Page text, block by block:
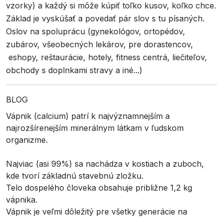
vzorky) a každý si môže kúpiť toľko kusov, koľko chce.
Základ je vyskúšať a povedať pár slov s tu písaných.
Oslov na spoluprácu (gynekológov, ortopédov,
zubárov, všeobecných lekárov, pre dorastencov,
eshopy, reštaurácie, hotely, fitness centrá, liečiteľov,
obchody s doplnkami stravy a iné...)
BLOG
Vápnik (calcium) patrí k najvýznamnejším a
najrozšírenejším minerálnym látkam v ľudskom
organizme.
Najviac (asi 99%) sa nachádza v kostiach a zuboch,
kde tvorí základnú stavebnú zložku.
Telo dospelého človeka obsahuje približne 1,2 kg
vápnika.
Vápnik je veľmi dôležitý pre všetky generácie na